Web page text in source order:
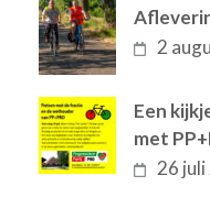
2
Een
met
26